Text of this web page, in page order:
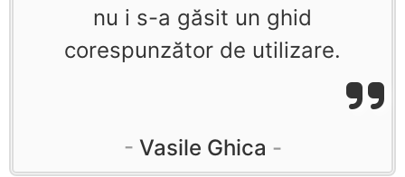
nu i s-a găsit un ghid
corespunzător de utilizare.
Vasile Ghica